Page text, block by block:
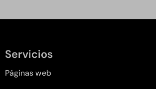
Servicios
Páginas web